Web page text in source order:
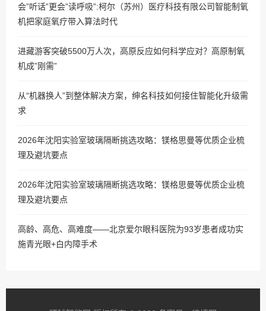
会”听话”更会”读呼吸”:柯尔（苏州）医疗科技有限公司智能制氧
机把家庭氧疗带入算法时代
进藏游客突破5500万人次，高原反应如何科学应对？高原制氧
机成”刚需”
从“机器换人”到整体解决方案，绅名科技如何接住智能化升级需
求
2026年沈阳实验室玻璃隔断挑选攻略：镁格思曼等优质企业梳
理及避坑要点
2026年沈阳实验室玻璃隔断挑选攻略：镁格思曼等优质企业梳
理及避坑要点
高龄、高危、高难度——北京爱尔眼科医院为93岁患者成功实
施青光眼+白内障手术